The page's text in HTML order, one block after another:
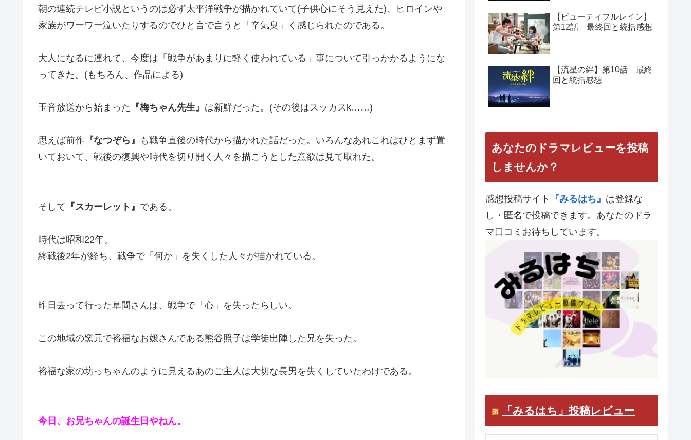
朝の連続テレビ小説というのは必ず太平洋戦争が描かれていて(子供心にそう見えた)、ヒロインや
家族がワーワー泣いたりするのでひと言で言うと「辛気臭」く感じられたのである。
大人になるに連れて、今度は「戦争があまりに軽く使われている」事について引っかかるようにな
ってきた。(もちろん、作品による)
玉音放送から始まった 『梅ちゃん先生』 は新鮮だった。(その後はスッカスk……)
思えば前作 『なつぞら』
も戦争直後の時代から描かれた話だった。いろんなあれこれはひとまず置
いておいて、戦後の復興や時代を切り開く人々を描こうとした意欲は見て取れた。
そして 『スカーレット』 である。
時代は昭和22年。
終戦後2年が経ち、戦争で「何か」を失くした人々が描かれている。
昨日去って行った草間さんは、戦争で「心」を失ったらしい。
この地域の窯元で裕福なお嬢さんである熊谷照子は学徒出陣した兄を失った。
裕福な家の坊っちゃんのように見えるあのご主人は大切な長男を失くしていたわけである。
今日、お兄ちゃんの誕生日やねん。
【ビューティフルレイン】
第12話 最終回と統括感想
【流星の絆】第10話 最終
回と統括感想
あなたのドラマレビューを投稿
しませんか？
感想投稿サイト 『みるはち』 は登録な
し・匿名で投稿できます。あなたのドラ
マ口コミお待ちしています。
「みるはち」投稿レビュー